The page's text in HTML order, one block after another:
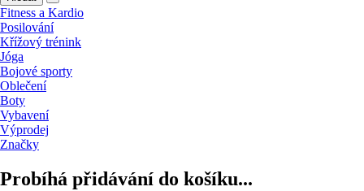
Fitness a Kardio
Posilování
Křížový trénink
Jóga
Bojové sporty
Oblečení
Boty
Vybavení
Výprodej
Značky
Probíhá přidávání do košíku...